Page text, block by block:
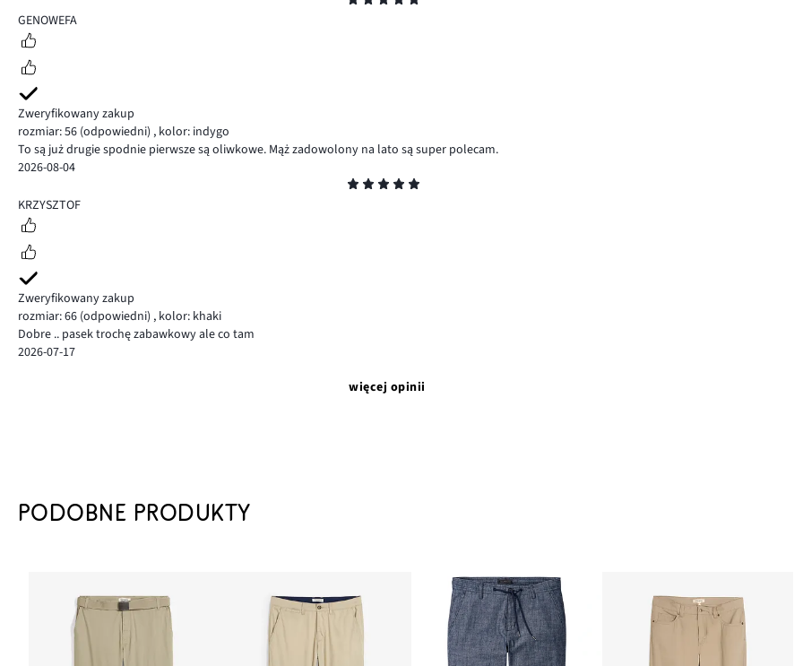
5
GENOWEFA
Zweryfikowany zakup
rozmiar: 56 (odpowiedni) , kolor: indygo
To są już drugie spodnie pierwsze są oliwkowe. Mąż zadowolony na lato są super polecam.
2026-08-04
5
KRZYSZTOF
Zweryfikowany zakup
rozmiar: 66 (odpowiedni) , kolor: khaki
Dobre .. pasek trochę zabawkowy ale co tam
2026-07-17
więcej opinii
PODOBNE PRODUKTY